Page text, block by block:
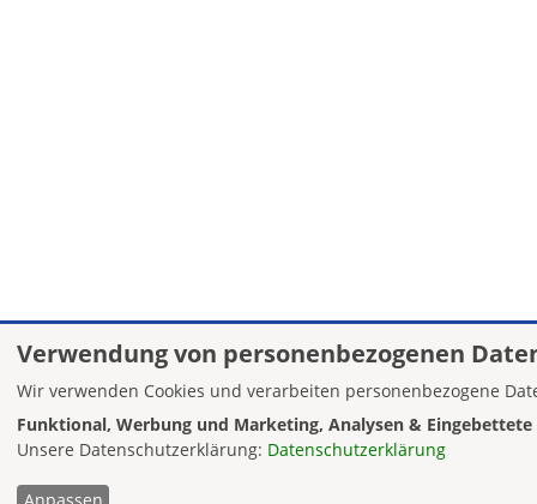
Verwendung von personenbezogenen
Wir verwenden Cookies und verarbeiten personenbezogene
Funktional, Werbung und Marketing, Analysen &
Unsere Datenschutzerklärung: Datenschutzerklärung